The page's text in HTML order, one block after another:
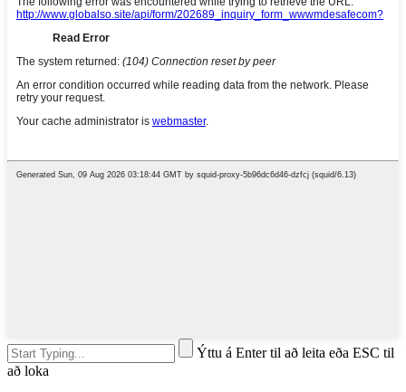
Ýttu á Enter til að leita eða ESC til
að loka